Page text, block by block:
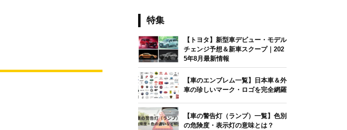
特集
【トヨタ】新型車デビュー・モデル
チェンジ予想＆新車スクープ｜202
5年8月最新情報
【車のエンブレム一覧】日本車＆外
車の珍しいマーク・ロゴを完全網羅
【車の警告灯（ランプ）一覧】色別
の危険度・表示灯の意味とは？